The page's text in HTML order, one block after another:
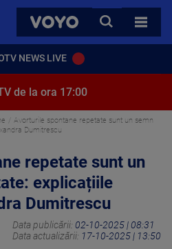
VOYO
CAUTA
TOATE
NEWS LIVE
de la ora 17:00
Avorturile spontane repetate sunt un semn
Dumitrescu
repetate sunt un
explicațiile
Dumitrescu
Data publicării: 02-10-2025 | 08:31
Data actualizării: 17-10-2025 | 13:50